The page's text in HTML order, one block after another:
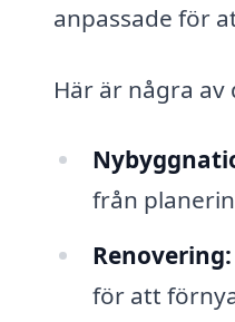
anpassade för
Här är några
från
Renovering:
för att